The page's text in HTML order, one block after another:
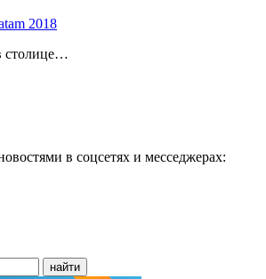
2018
столице…
в соцсетях и месседжерах: